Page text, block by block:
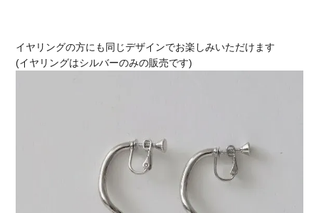
イヤリングの方にも同じデザインでお楽しみいただけます
(イヤリングはシルバーのみの販売です)